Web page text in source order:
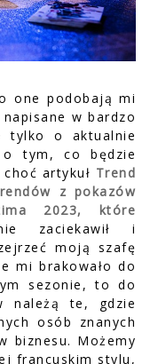
one podobają mi
w bardzo
tylko o aktualnie
o tym, co będzie
artykuł Trend
z pokazów
2023, które
zaciekawił i
moją szafę
mi brakowało do
sezonie, to do
należą te, gdzie
osób znanych
biznesu. Możemy
francuskim stylu,